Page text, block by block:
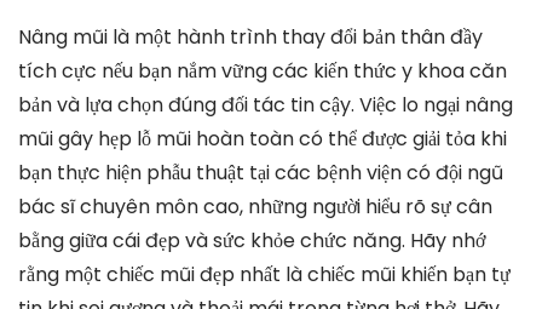
Nâng mũi là một hành trình thay đổi bản thân đầy
tích cực nếu bạn nắm vững các kiến thức y khoa căn
bản và lựa chọn đúng đối tác tin cậy. Việc lo ngại nâng
mũi gây hẹp lỗ mũi hoàn toàn có thể được giải tỏa khi
bạn thực hiện phẫu thuật tại các bệnh viện có đội ngũ
bác sĩ chuyên môn cao, những người hiểu rõ sự cân
bằng giữa cái đẹp và sức khỏe chức năng. Hãy nhớ
rằng một chiếc mũi đẹp nhất là chiếc mũi khiến bạn tự